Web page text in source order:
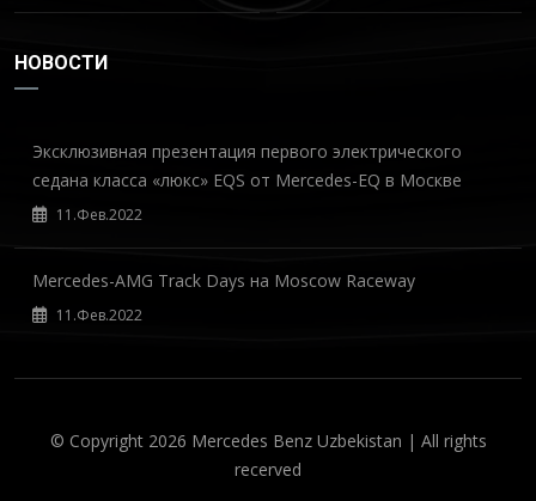
НОВОСТИ
Эксклюзивная презентация первого электрического
седана класса «люкс» EQS от Mercedes-EQ в Москве
11.Фев.2022
Mercedes-AMG Track Days на Moscow Raceway
11.Фев.2022
© Copyright 2026 Mercedes Benz Uzbekistan | All rights
recerved